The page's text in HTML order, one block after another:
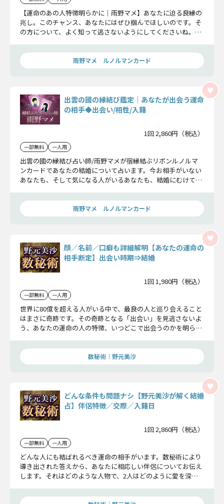
【運命のあの人特徴明らかに｜雨野マメ】あなたに迫る良縁の
兆し。このチャンス、あなたにはぜひ掴んでほしいのです。そ
の方について、よく知って逃さないようにしてくださいね。い
雨野マメ ルノルマンカード
出雲の國の縁結び鑑定｜あなたが出会う運命
の相手◆出会い/相性/入籍
1回 2,860円（税込）
一部無料 一人用
出雲の國の縁結び占い師/雨野マメが宿縁結ぶリボンルノルマ
ンカードであなたの結婚について占います。今お相手がいない
あなたも、そして気になる人がいるあなたも、結婚にむけて運
雨野マメ ルノルマンカード
顔／名前／口癖も詳細解明【あなたの運命の
相手断定】出会い時期⇒結婚
1回 1,980円（税込）
一部無料 一人用
世界に80億を超える人がいる中で、最良の人と巡り会えること
はまさに奇跡です。その奇跡となる「出会い」を見逃さないよ
う、あなたの運命の人の特徴、いつどこで出会うのかを明らか
から心の準備を始めましょう。
数秘術｜野元美沙
どんな条件も問題ナシ【野元美沙が解く結婚
占】伴侶特徴／交際／入籍日
1回 2,860円（税込）
一部無料 一人用
どんな人にも結ばれるべき運命の相手がいます。数秘術により
導き出された答えから、あなたに相応しい伴侶についてお伝え
します。それはどのような人物で、2人はどのように愛を深
の詳細をお確かめ下さい。